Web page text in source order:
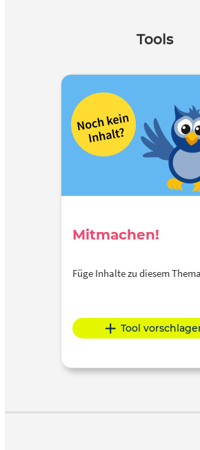
Tools
Mitmachen!
Füge Inhalte zu diesem
Tool